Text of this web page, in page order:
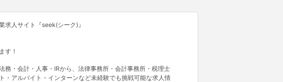
求人サイト『seek(シーク)』
す！
・会計・人事・IRから、法律事務所・会計事務所・税理士
アルバイト・インターンなど未経験でも挑戦可能な求人情